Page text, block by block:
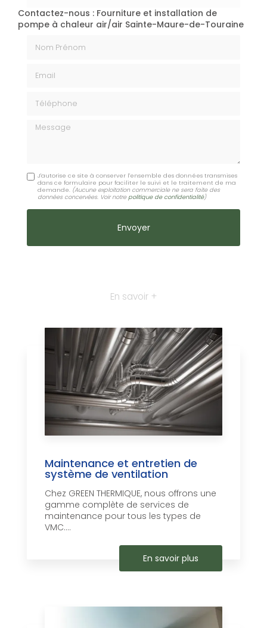
Contactez-nous : Fourniture et installation de
pompe à chaleur air/air Sainte-Maure-de-Touraine
Message
J'autorise ce site à conserver l'ensemble des données transmises
dans ce formulaire pour faciliter le suivi et le traitement de ma
demande. (Aucune exploitation commerciale ne sera faite des
données concervées. Voir notre politique de confidentialité)
En savoir +
Maintenance et entretien de
système de ventilation
Chez GREEN THERMIQUE, nous offrons une
gamme complète de services de
maintenance pour tous les types de
VMC....
En savoir plus